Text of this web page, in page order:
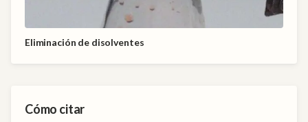
Eliminación de disolventes
Cómo citar